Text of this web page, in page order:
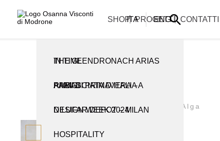
riapriranno lunedì 31 agosto.
ARTIGIANATO E TRADIZIONE
TUTTE LE CREAZIONI
CABINET
CONSOLLE
LAMPADE E APPLIQUE
SHOP
TUTTI I PRODOTTI
CANDELIERI
OBJETS D’ART
PER LA TAVOLA
PROGETTI
THE GLENDRONACH ARIAS IN TIME
RAMI DI PRIMAVERA – AMBASCIATA D’ITALIA A PARIGI
NILUFAR DEPOT – MILAN DESIGN WEEK 2024
HOSPITALITY
CONTATTI
ITA ENG
Candelieri Alga